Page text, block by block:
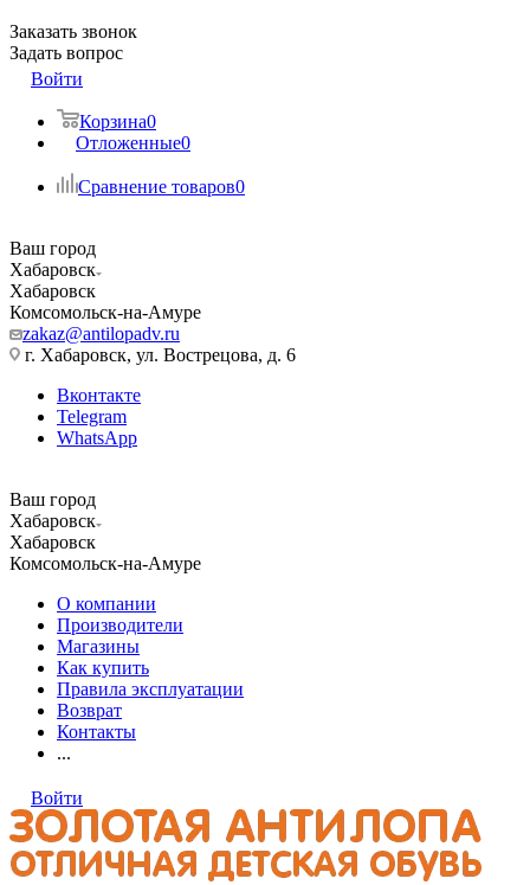
Заказать звонок
Задать вопрос
Войти
Корзина0
Отложенные0
Сравнение товаров0
Ваш город
Хабаровск
Хабаровск
Комсомольск-на-Амуре
zakaz@antilopadv.ru
г. Хабаровск, ул. Вострецова, д. 6
Вконтакте
Telegram
WhatsApp
Ваш город
Хабаровск
Хабаровск
Комсомольск-на-Амуре
О компании
Производители
Магазины
Как купить
Правила эксплуатации
Возврат
Контакты
...
Войти